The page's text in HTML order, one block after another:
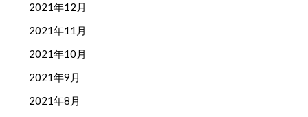
2021年12月
2021年11月
2021年10月
2021年9月
2021年8月